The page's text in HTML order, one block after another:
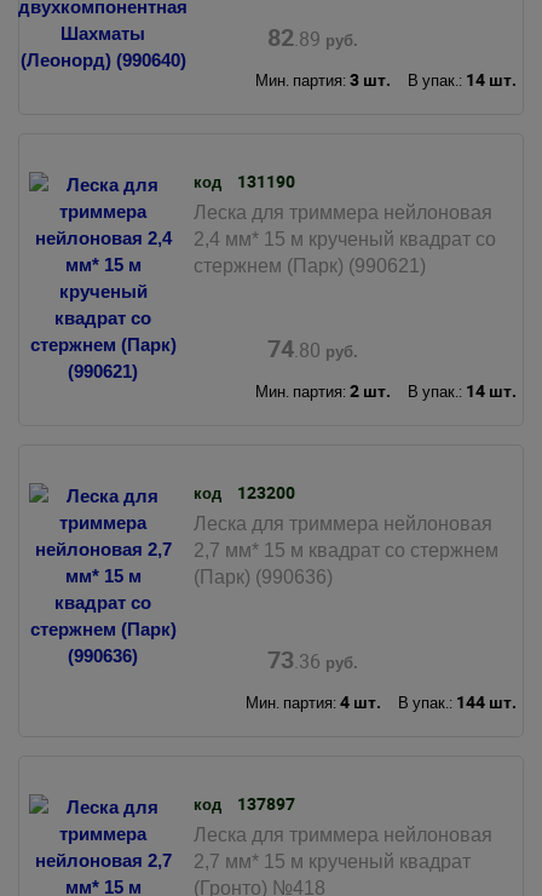
82.89 руб.
Мин. партия: 3 шт. В упак.: 14 шт.
код 131190
Леска для триммера нейлоновая
2,4 мм* 15 м крученый квадрат со
стержнем (Парк) (990621)
74.80 руб.
Мин. партия: 2 шт. В упак.: 14 шт.
код 123200
Леска для триммера нейлоновая
2,7 мм* 15 м квадрат со стержнем
(Парк) (990636)
73.36 руб.
Мин. партия: 4 шт. В упак.: 144 шт.
код 137897
Леска для триммера нейлоновая
2,7 мм* 15 м крученый квадрат
(Гронто) №418